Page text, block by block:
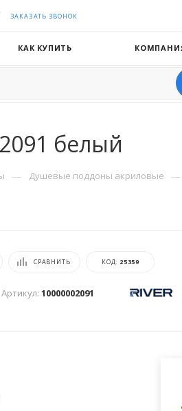
ЗАКАЗАТЬ ЗВОНОК
КАК КУПИТЬ
белый
— Душевые поддоны акриловые —
СРАВНИТЬ КОД: 25359
Артикул: 10000002091